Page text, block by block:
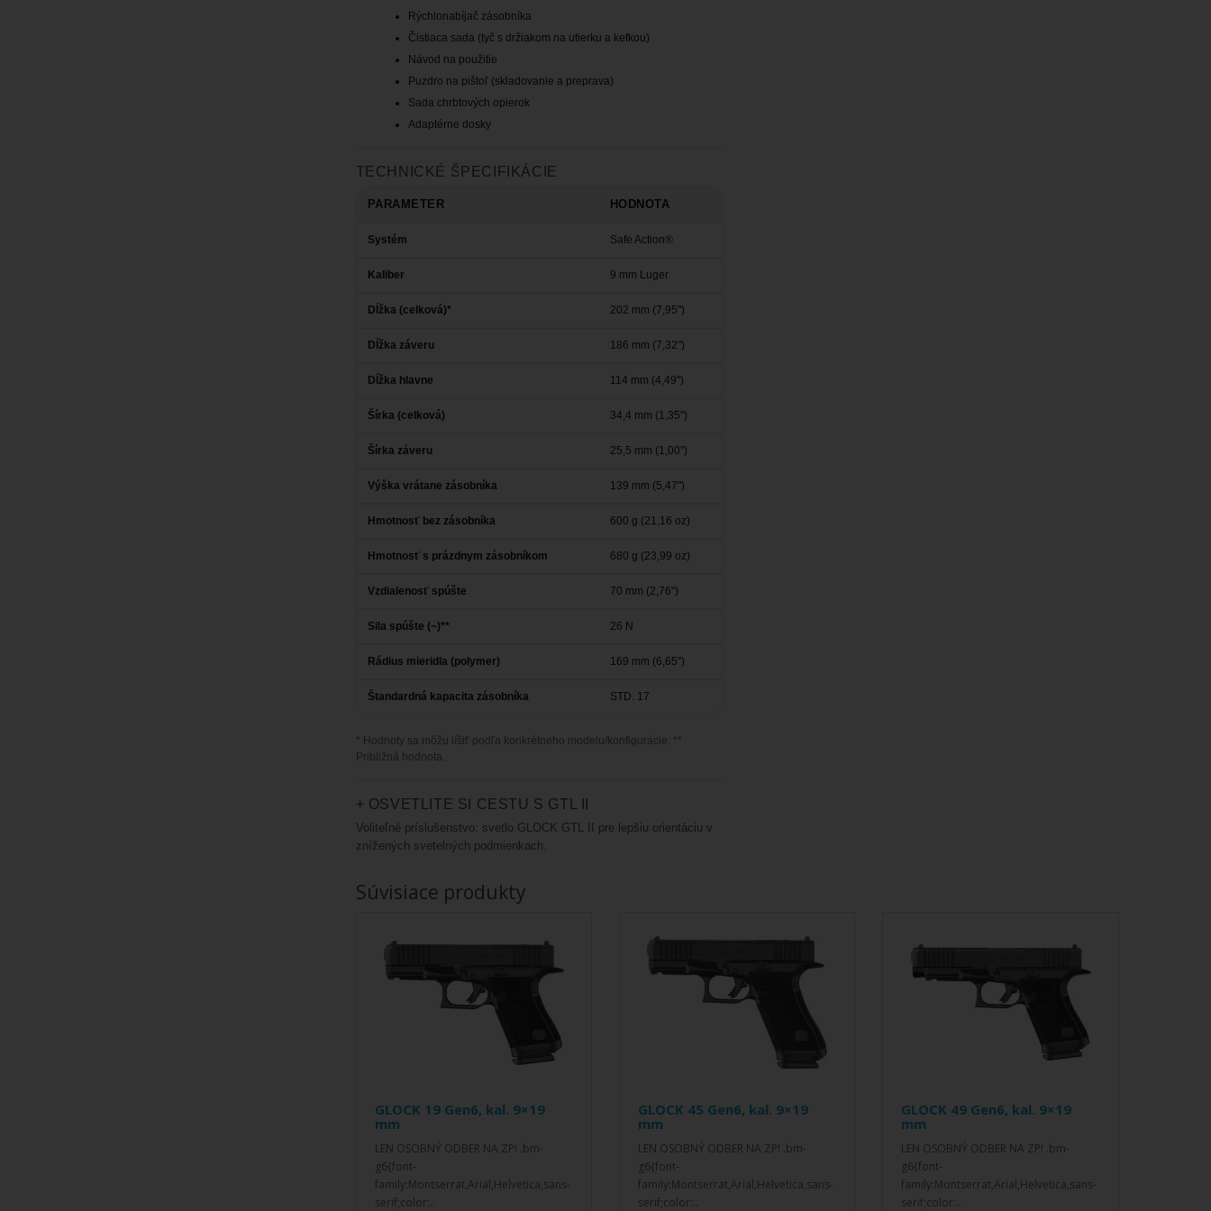
Rýchlonabíjač zásobníka
Čistiaca sada (tyč s držiakom na utierku a kefkou)
Návod na použitie
Puzdro na pištoľ (skladovanie a preprava)
Sada chrbtových opierok
Adaptérne dosky
TECHNICKÉ ŠPECIFIKÁCIE
PARAMETER HODNOTA
Systém Safe Action®
Kaliber 9 mm Luger
Dĺžka (celková)* 202 mm (7,95")
Dĺžka záveru 186 mm (7,32")
Dĺžka hlavne 114 mm (4,49")
Šírka (celková) 34,4 mm (1,35")
Šírka záveru 25,5 mm (1,00")
Výška vrátane zásobníka 139 mm (5,47")
Hmotnosť bez zásobníka 600 g (21,16 oz)
Hmotnosť s prázdnym zásobníkom 680 g (23,99 oz)
Vzdialenosť spúšte 70 mm (2,76")
Sila spúšte (~)** 26 N
Rádius mieridla (polymer) 169 mm (6,65")
Štandardná kapacita zásobníka STD. 17
* Hodnoty sa môžu líšiť podľa konkrétneho modelu/konfigurácie. **
Približná hodnota.
+ OSVETLITE SI CESTU S GTL II
Voliteľné príslušenstvo: svetlo GLOCK GTL II pre lepšiu orientáciu v
znížených svetelných podmienkach.
Súvisiace produkty
GLOCK 19 Gen6, kal. 9×19
mm
LEN OSOBNÝ ODBER NA ZP! .bm-
g6{font-
family:Montserrat,Arial,Helvetica,sans-
serif;color:..
GLOCK 45 Gen6, kal. 9×19
mm
LEN OSOBNÝ ODBER NA ZP! .bm-
g6{font-
family:Montserrat,Arial,Helvetica,sans-
serif;color:..
GLOCK 49 Gen6, kal. 9×19
mm
LEN OSOBNÝ ODBER NA ZP! .bm-
g6{font-
family:Montserrat,Arial,Helvetica,sans-
serif;color:..